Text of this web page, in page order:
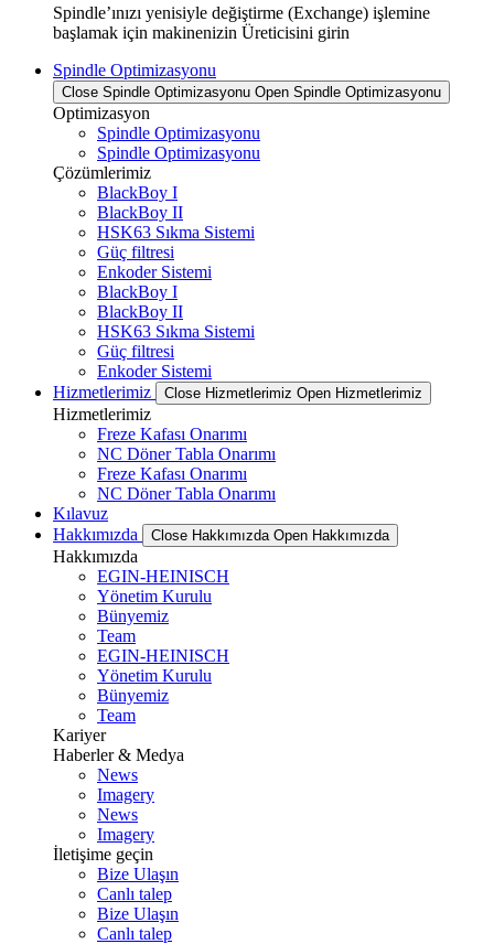
Spindle’ınızı yenisiyle değiştirme (Exchange) işlemine
başlamak için makinenizin Üreticisini girin
Spindle Optimizasyonu
Close Spindle Optimizasyonu Open Spindle Optimizasyonu
Optimizasyon
Spindle Optimizasyonu
Spindle Optimizasyonu
Çözümlerimiz
BlackBoy I
BlackBoy II
HSK63 Sıkma Sistemi
Güç filtresi
Enkoder Sistemi
BlackBoy I
BlackBoy II
HSK63 Sıkma Sistemi
Güç filtresi
Enkoder Sistemi
Hizmetlerimiz
Close Hizmetlerimiz Open Hizmetlerimiz
Hizmetlerimiz
Freze Kafası Onarımı
NC Döner Tabla Onarımı
Freze Kafası Onarımı
NC Döner Tabla Onarımı
Kılavuz
Hakkımızda
Close Hakkımızda Open Hakkımızda
Hakkımızda
EGIN-HEINISCH
Yönetim Kurulu
Bünyemiz
Team
EGIN-HEINISCH
Yönetim Kurulu
Bünyemiz
Team
Kariyer
Haberler & Medya
News
Imagery
News
Imagery
İletişime geçin
Bize Ulaşın
Canlı talep
Bize Ulaşın
Canlı talep